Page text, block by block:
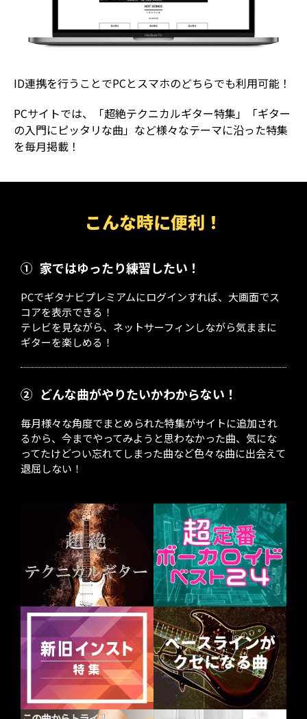
ID連携を行うことでPCとスマホのどちらでも利用可能！
PCサイトでは、「超絶テクニカルギター特集」「ギター
の入門にピッタリな曲」など様々なテーマに沿った特集
を毎月掲載！
こんな時に便利！
① 家ではゆったり練習したい！
PCでギタナビプレミアムにログインすれば、大画面でス
コアを表示できる！
テレビを見ながら、ネットサーフィンしながら気ままに
ギターを楽しめる！
② どんな曲がやりたいかわからない！
毎月様々な角度でまとめられた特集がサイトに追加され
るから、今までやってみようと思わなかった曲、気にな
ってたけどつい忘れてしまった曲など色々な曲に出会えて
退屈しない！